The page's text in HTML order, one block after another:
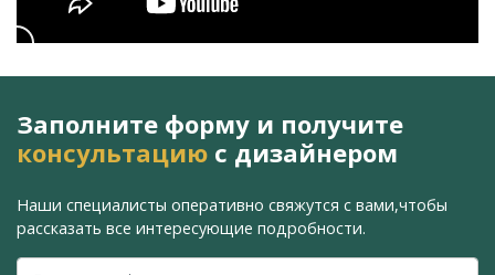
Заполните форму и получите
консультацию с дизайнером
Наши специалисты оперативно свяжутся с вами,чтобы
рассказать все интересующие подробности.